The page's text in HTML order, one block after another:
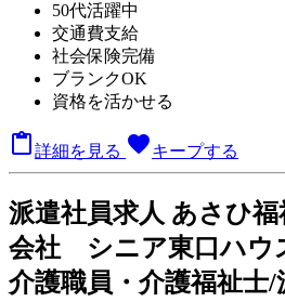
50代活躍中
交通費支給
社会保険完備
ブランクOK
資格を活かせる
詳細を見る favoriteキープする
派遣社員求人 あさひ
会社 シニア東口ハウ
介護職員・介護福祉士